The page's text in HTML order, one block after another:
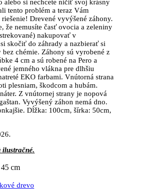
alebo si nechcete ničiť svoj krásny
tento problém a teraz Vám
Drevené vyvýšené záhony.
že nemusíte časť ovocia a zeleniny
nakupovať v
skočiť do záhrady a nazbierať si
chémie. Záhony sú vyrobené z
4 cm a sú robené na Pero a
jemného vlákna pre dlhšiu
EKO farbami. Vnútorná strana
plesniam, škodcom a hubám.
Z vnútornej strany je nopová
Vyvýšený záhon nemá dno.
Dĺžka: 100cm, šírka: 50cm,
ilustračné.
cm
drevo